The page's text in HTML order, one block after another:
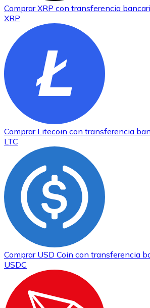
ComprarXRP con transferencia
XRP
Comprar Litecoin con transferencia
LTC
Comprar USD Coin con transferencia
USDC